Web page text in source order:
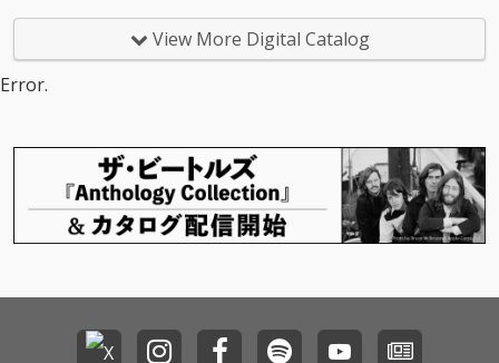
トデザインは田中秀幸
（FrameGraphics）が
トデザインは田中秀幸
（FrameGraphics）が
View More Digital Catalog
Error.